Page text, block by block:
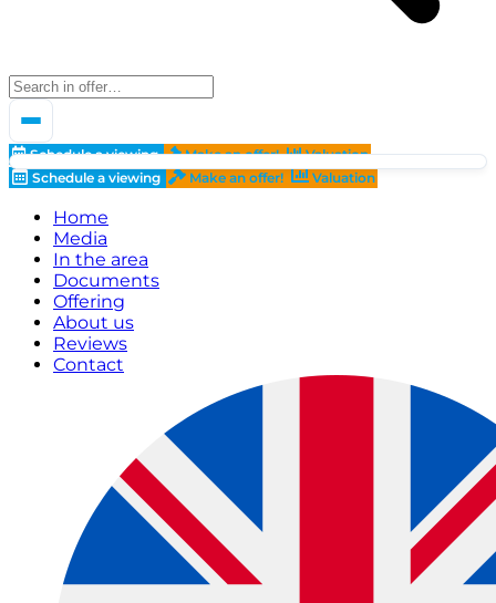
Schedule a viewing Make an offer!
Valuation
Schedule a viewing
Make an offer! Valuation
Home
Media
In the area
Documents
Offering
About us
Reviews
Contact